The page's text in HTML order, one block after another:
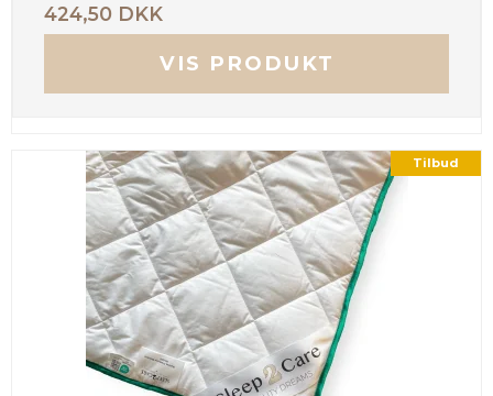
424,50 DKK
VIS PRODUKT
Tilbud